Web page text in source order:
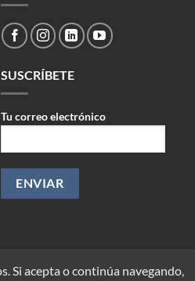
SUSCRÍBETE
Tu correo electrónico
Si acepta o continúa navegando,